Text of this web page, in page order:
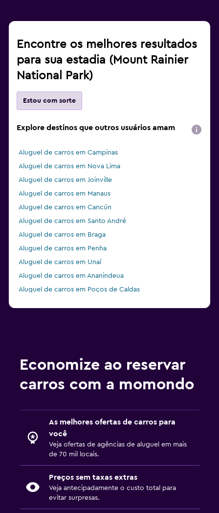
Encontre os melhores resultados
para sua estadia (Mount Rainier
National Park)
Estou com sorte
Explore destinos que outros usuários amam
Aluguel de carros em Campinas
Aluguel de carros em Nova Lima
Aluguel de carros em Joinville
Aluguel de carros em Manaus
Aluguel de carros em Cancún
Aluguel de carros em Santo André
Aluguel de carros em Braga
Aluguel de carros em Penha
Aluguel de carros em Unaí
Aluguel de carros em Ananindeua
Aluguel de carros em Poços de Caldas
Economize ao reservar
carros com a momondo
As melhores ofertas de carros para
você
Veja ofertas de agências de aluguel em mais
de 70 mil locais.
Preços sem taxas extras
Veja antecipadamente o custo total para
evitar surpresas.